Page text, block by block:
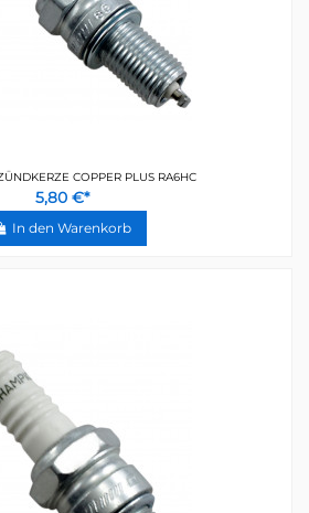
COPPER PLUS RA6HC
5,80 €*
In den Warenkorb